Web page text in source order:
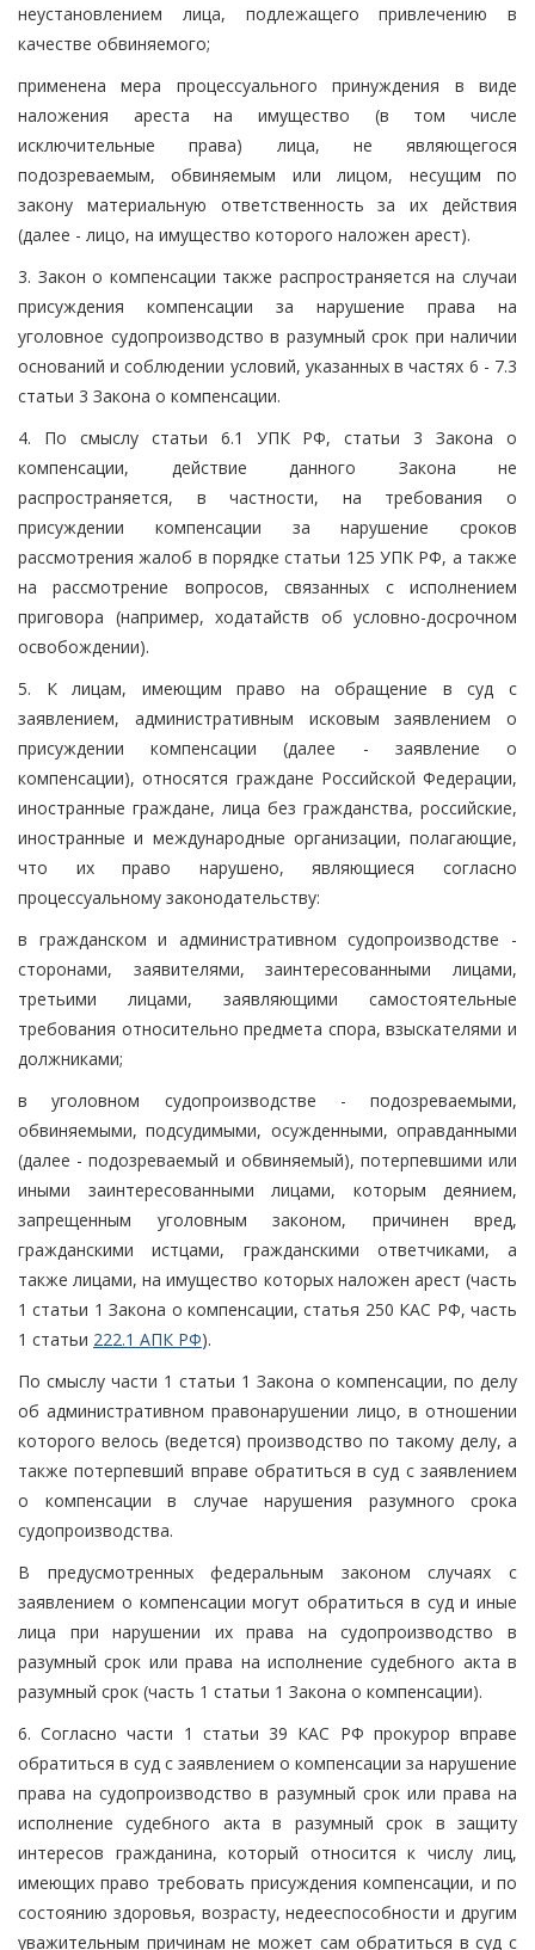
неустановлением лица, подлежащего привлечению в
качестве обвиняемого;
применена мера процессуального принуждения в виде
наложения ареста на имущество (в том числе
исключительные права) лица, не являющегося
подозреваемым, обвиняемым или лицом, несущим по
закону материальную ответственность за их действия
(далее - лицо, на имущество которого наложен арест).
3. Закон о компенсации также распространяется на случаи
присуждения компенсации за нарушение права на
уголовное судопроизводство в разумный срок при наличии
оснований и соблюдении условий, указанных в частях 6 - 7.3
статьи 3 Закона о компенсации.
4. По смыслу статьи 6.1 УПК РФ, статьи 3 Закона о
компенсации, действие данного Закона не
распространяется, в частности, на требования о
присуждении компенсации за нарушение сроков
рассмотрения жалоб в порядке статьи 125 УПК РФ, а также
на рассмотрение вопросов, связанных с исполнением
приговора (например, ходатайств об условно-досрочном
освобождении).
5. К лицам, имеющим право на обращение в суд с
заявлением, административным исковым заявлением о
присуждении компенсации (далее - заявление о
компенсации), относятся граждане Российской Федерации,
иностранные граждане, лица без гражданства, российские,
иностранные и международные организации, полагающие,
что их право нарушено, являющиеся согласно
процессуальному законодательству:
в гражданском и административном судопроизводстве -
сторонами, заявителями, заинтересованными лицами,
третьими лицами, заявляющими самостоятельные
требования относительно предмета спора, взыскателями и
должниками;
в уголовном судопроизводстве - подозреваемыми,
обвиняемыми, подсудимыми, осужденными, оправданными
(далее - подозреваемый и обвиняемый), потерпевшими или
иными заинтересованными лицами, которым деянием,
запрещенным уголовным законом, причинен вред,
гражданскими истцами, гражданскими ответчиками, а
также лицами, на имущество которых наложен арест (часть
1 статьи 1 Закона о компенсации, статья 250 КАС РФ, часть
1 статьи 222.1 АПК РФ).
По смыслу части 1 статьи 1 Закона о компенсации, по делу
об административном правонарушении лицо, в отношении
которого велось (ведется) производство по такому делу, а
также потерпевший вправе обратиться в суд с заявлением
о компенсации в случае нарушения разумного срока
судопроизводства.
В предусмотренных федеральным законом случаях с
заявлением о компенсации могут обратиться в суд и иные
лица при нарушении их права на судопроизводство в
разумный срок или права на исполнение судебного акта в
разумный срок (часть 1 статьи 1 Закона о компенсации).
6. Согласно части 1 статьи 39 КАС РФ прокурор вправе
обратиться в суд с заявлением о компенсации за нарушение
права на судопроизводство в разумный срок или права на
исполнение судебного акта в разумный срок в защиту
интересов гражданина, который относится к числу лиц,
имеющих право требовать присуждения компенсации, и по
состоянию здоровья, возрасту, недееспособности и другим
уважительным причинам не может сам обратиться в суд с